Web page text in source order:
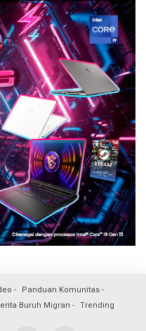
Panduan Komunitas
Buruh Migran Trending